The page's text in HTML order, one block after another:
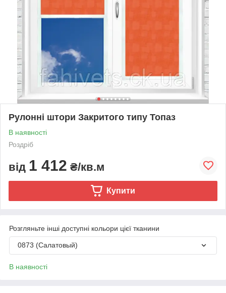
Рулонні штори Закритого типу Топаз
В наявності
Роздріб
від 1 412 ₴/кв.м
Купити
Розгляньте інші доступні кольори цієї тканини
0873 (Салатовый)
В наявності